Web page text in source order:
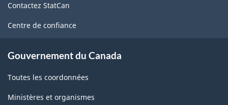
ce
site
Contactez StatCan
Centre de confiance
Gouvernement du Canada
Toutes les coordonnées
Ministères et organismes